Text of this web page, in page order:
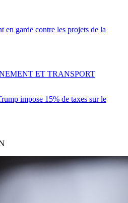
en garde contre les projets de la
impose 15% de taxes sur le
ET TRANSPORT